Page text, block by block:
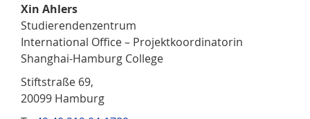
Xin Ahlers
Studierendenzentrum
International Office – Projektkoordinatorin
Shanghai-Hamburg College
Stiftstraße 69,
20099 Hamburg